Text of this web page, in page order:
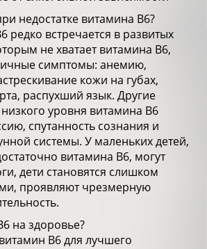
недостатке витамина В6?
редко встречается в развитых
не хватает витамина В6,
симптомы: анемию,
кожи на губах,
распухший язык. Другие
уровня витамина В6
спутанность сознания и
системы. У маленьких детей,
витамина В6, могут
дети становятся слишком
проявляют чрезмерную
на здоровье?
В6 для лучшего